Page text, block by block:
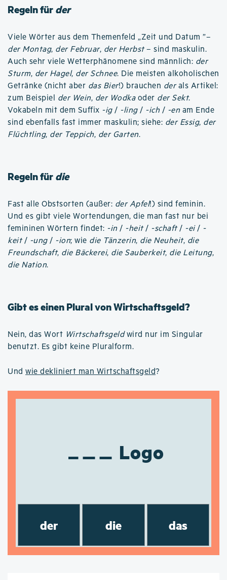
Regeln fürder
Viele Wörter aus dem Themenfeld „Zeit und Datum ”–
der Montag, der Februar, der Herbst– sind maskulin.
Auch sehr viele Wetterphänomene sind männlich: der
Sturm, der Hagel, der Schnee. Die meisten alkoholischen
Getränke (nicht aber das Bier!) brauchen derals Artikel:
zum Beispiel der Wein, der Wodkaoder der Sekt.
Vokabeln mit dem Suffix -ig/ -ling/ -ich / -en am Ende
sind ebenfalls fast immer maskulin; siehe: der Essig, der
Flüchtling, der Teppich, der Garten.
Regeln fürdie
Fast alle Obstsorten (außer: der Apfel!) sind feminin.
Und es gibt viele Wortendungen, die man fast nur bei
femininen Wörtern findet: -in / -heit/ -schaft/ -ei/ -
keit/ -ung/ -ion; wie die Tänzerin, die Neuheit, die
Freundschaft, die Bäckerei, die Sauberkeit, die Leitung,
die Nation.
Gibt es einen Plural von Wirtschaftsgeld?
Nein, das Wort Wirtschaftsgeldwird nur im Singular
benutzt. Es gibt keine Pluralform.
Und wie dekliniert man Wirtschaftsgeld?
Logo
der die das